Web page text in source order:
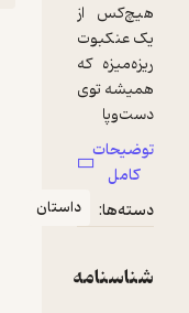
هیچ‌کس از
یک عنکبوت
ریزه‌میزه که
همیشه توی
دست‌وپا
باشد،
خوشش
نمی‌آید! اما
یک روز
ذهن
توضیحات
کامل
دسته‌ها:
داستان
شناسنامه